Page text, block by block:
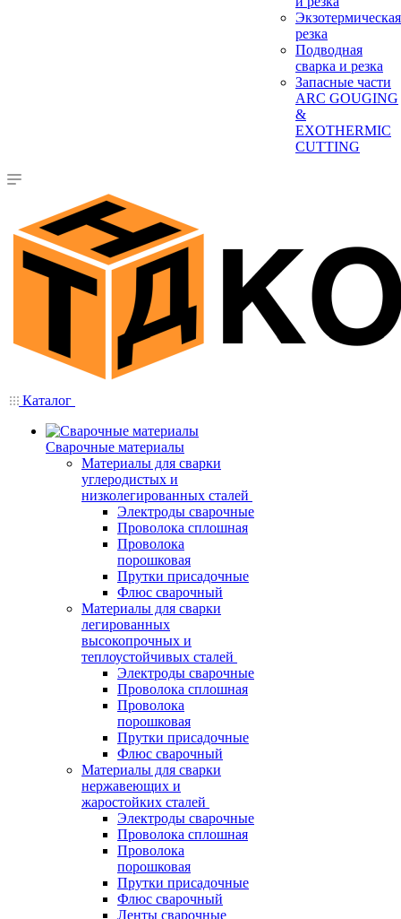
Экзотермическая
резка
Подводная
сварка и резка
Запасные части
ARC GOUGING
&
EXOTHERMIC
CUTTING
Каталог
Сварочные материалы
Материалы для сварки
углеродистых и
низколегированных сталей
Электроды сварочные
Проволока сплошная
Проволока
порошковая
Прутки присадочные
Флюс сварочный
Материалы для сварки
легированных
высокопрочных и
теплоустойчивых сталей
Электроды сварочные
Проволока сплошная
Проволока
порошковая
Прутки присадочные
Флюс сварочный
Материалы для сварки
нержавеющих и
жаростойких сталей
Электроды сварочные
Проволока сплошная
Проволока
порошковая
Прутки присадочные
Флюс сварочный
Ленты сварочные